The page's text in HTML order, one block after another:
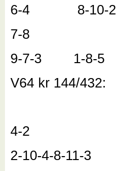
6-4 8-10-2
7-8
9-7-3 1-8-5
V64 kr 144/432:
4-2
2-10-4-8-11-3